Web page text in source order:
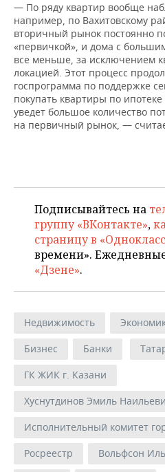
— По ряду квартир вообще
например, по Вахитовскому
вторичный рынок постоянно
«первичкой», и дома с
все меньше, за исключением
локацией. Этот процесс
госпрограмма по поддержке
покупать квартиры по
уведет большое количество
на первичный рынок, —
Подписывайтесь на
группу «ВКонтакте»,
страницу в
времени».
«Дзене».
Недвижимость
Бизнес
Банки
ГК ЖИК г. Казани
Хуснутдинов Эмиль
Исполнительный комитет
Росреестр
Вольфсон